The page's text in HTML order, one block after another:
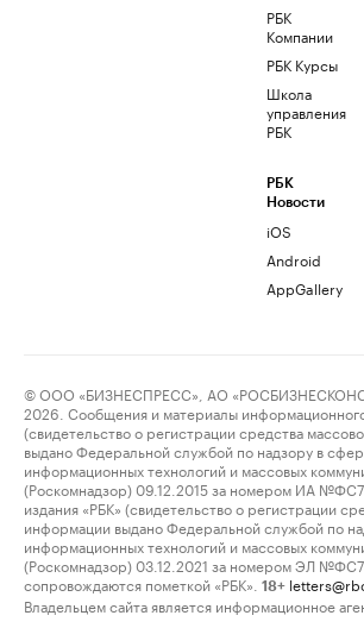
РБК
Компании
РБК Курсы
Школа
управления
РБК
РБК
Новости
iOS
Android
AppGallery
© ООО «БИЗНЕСПРЕСС», АО
2026. Сообщения и материалы информационного
(свидетельство о регистрации средства
выдано Федеральной службой по надзору в
информационных технологий и массовых
(Роскомнадзор) 09.12.2015 за номером ИА
издания «РБК» (свидетельство о регистрации
информации выдано Федеральной службой по
информационных технологий и массовых
(Роскомнадзор) 03.12.2021 за номером ЭЛ
сопровождаются пометкой «РБК».
18+
Владельцем сайта является информационное